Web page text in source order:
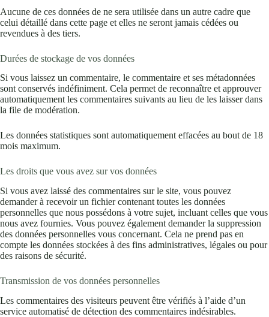
Aucune de ces données de ne sera utilisée dans un autre cadre que
celui détaillé dans cette page et elles ne seront jamais cédées ou
revendues à des tiers.
Durées de stockage de vos données
Si vous laissez un commentaire, le commentaire et ses métadonnées
sont conservés indéfiniment. Cela permet de reconnaître et approuver
automatiquement les commentaires suivants au lieu de les laisser dans
la file de modération.
Les données statistiques sont automatiquement effacées au bout de 18
mois maximum.
Les droits que vous avez sur vos données
Si vous avez laissé des commentaires sur le site, vous pouvez
demander à recevoir un fichier contenant toutes les données
personnelles que nous possédons à votre sujet, incluant celles que vous
nous avez fournies. Vous pouvez également demander la suppression
des données personnelles vous concernant. Cela ne prend pas en
compte les données stockées à des fins administratives, légales ou pour
des raisons de sécurité.
Transmission de vos données personnelles
Les commentaires des visiteurs peuvent être vérifiés à l’aide d’un
service automatisé de détection des commentaires indésirables.